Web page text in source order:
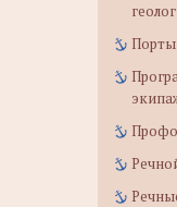
Порты